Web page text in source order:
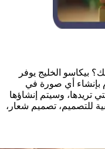
بيكاسو الخليج يوفر
بإنشاء أي صورة في
تريدها، وسيتم إنشاؤها
للتصميم، تصميم شعار،